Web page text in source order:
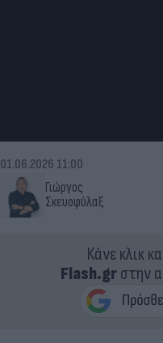
Γιώργος
Σκευοφύλαξ
01.06.2026 11:00
Κάνε κλικ
Flash.grστην